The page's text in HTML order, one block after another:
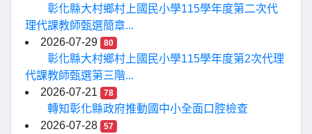
彰化縣大村鄉村上國民小學115學年度第二次代
理代課教師甄選簡章...
2026-07-29
80
彰化縣大村鄉村上國民小學115學年度第2次代理
代課教師甄選第三階...
2026-07-21
78
轉知彰化縣政府推動國中小全面口腔檢查
2026-07-28
57